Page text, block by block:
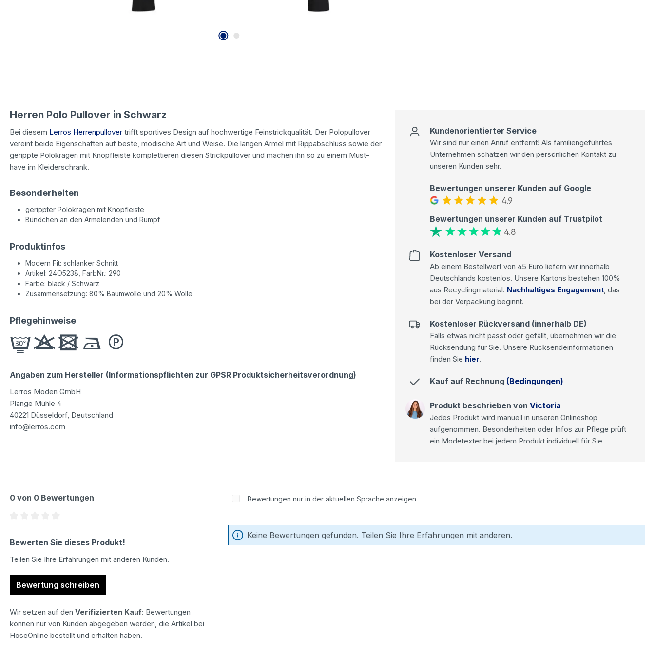
Herren Polo Pullover in Schwarz
Bei diesem Lerros Herrenpullover trifft sportives Design auf hochwertige Feinstrickqualität. Der Polopullover
vereint beide Eigenschaften auf beste, modische Art und Weise. Die langen Ärmel mit Rippabschluss sowie der
gerippte Polokragen mit Knopfleiste komplettieren diesen Strickpullover und machen ihn so zu einem Must-
have im Kleiderschrank.
Besonderheiten
gerippter Polokragen mit Knopfleiste
Bündchen an den Ärmelenden und Rumpf
Produktinfos
Modern Fit: schlanker Schnitt
Artikel: 24O5238, FarbNr.: 290
Farbe: black / Schwarz
Zusammensetzung: 80% Baumwolle und 20% Wolle
Pflegehinweise
Angaben zum Hersteller (Informationspflichten zur GPSR Produktsicherheitsverordnung)
Lerros Moden GmbH
Plange Mühle 4
40221 Düsseldorf, Deutschland
info@lerros.com
Kundenorientierter Service
Wir sind nur einen Anruf entfernt! Als familiengeführtes
Unternehmen schätzen wir den persönlichen Kontakt zu
unseren Kunden sehr.
Bewertungen unserer Kunden auf Google
4.9
Bewertungen unserer Kunden auf Trustpilot
4.8
Kostenloser Versand
Ab einem Bestellwert von 45 Euro liefern wir innerhalb
Deutschlands kostenlos. Unsere Kartons bestehen 100%
aus Recyclingmaterial. Nachhaltiges Engagement, das
bei der Verpackung beginnt.
Kostenloser Rückversand (innerhalb DE)
Falls etwas nicht passt oder gefällt, übernehmen wir die
Rücksendung für Sie. Unsere Rücksendeinformationen
finden Sie hier.
Kauf auf Rechnung (Bedingungen)
Produkt beschrieben von Victoria
Jedes Produkt wird manuell in unseren Onlineshop
aufgenommen. Besonderheiten oder Infos zur Pflege prüft
ein Modetexter bei jedem Produkt individuell für Sie.
0 von 0 Bewertungen
Bewerten Sie dieses Produkt!
Teilen Sie Ihre Erfahrungen mit anderen Kunden.
Bewertung schreiben
Wir setzen auf den Verifizierten Kauf: Bewertungen
können nur von Kunden abgegeben werden, die Artikel bei
HoseOnline bestellt und erhalten haben.
Bewertungen nur in der aktuellen Sprache anzeigen.
Keine Bewertungen gefunden. Teilen Sie Ihre Erfahrungen mit anderen.